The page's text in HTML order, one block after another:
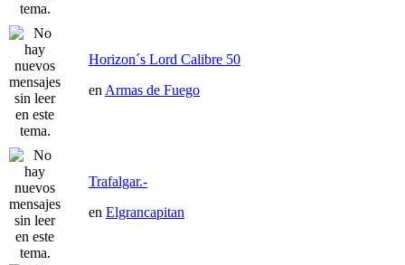
Horizon´s Lord Calibre 50
en Armas de Fuego
Trafalgar.-
en Elgrancapitan